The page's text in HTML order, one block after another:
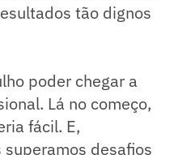
tão dignos
poder chegar a
Lá no começo,
fácil. E,
desafios